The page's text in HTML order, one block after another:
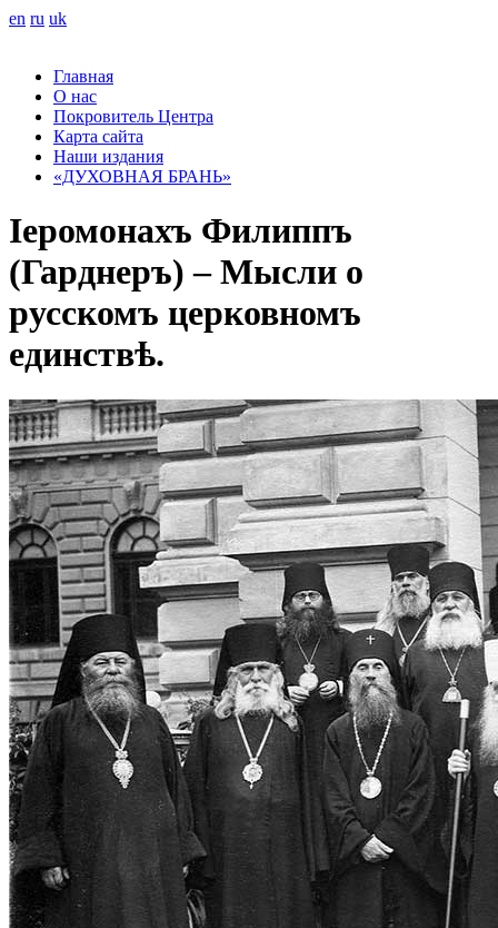
en ru uk
Главная
О нас
Покровитель Центра
Карта сайта
Наши издания
«ДУХОВНАЯ БРАНЬ»
Іеромонахъ Филиппъ
(Гарднеръ) – Мысли о
русскомъ церковномъ
единствѣ.